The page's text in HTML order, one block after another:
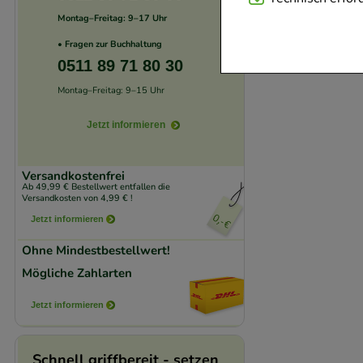
Website
verzichtet werden
Montag–Freitag: 9–17 Uhr
• Fragen zur Buchhaltung
0511 89 71 80 30
Montag–Freitag: 9–15 Uhr
Jetzt informieren
Versandkostenfrei
Ab 49,99 € Bestellwert entfallen die
Versandkosten von 4,99 € !
Jetzt informieren
Ohne Mindestbestellwert!
Mögliche Zahlarten
Jetzt informieren